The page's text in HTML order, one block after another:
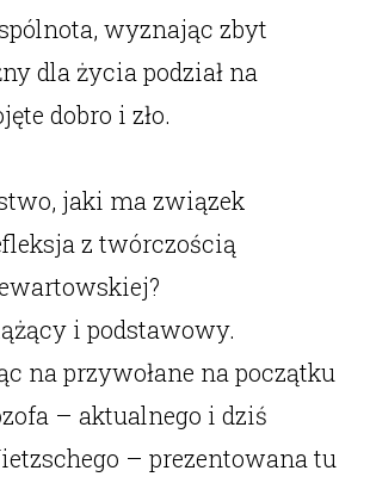
wyznając zbyt
dla życia podział na
dobro i zło.
jaki ma związek
z twórczością
i podstawowy.
na przywołane na początku
– aktualnego i dziś
– prezentowana tu